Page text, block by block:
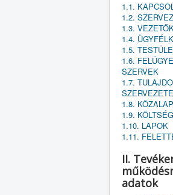
1.1.
1.2.
1.3.
1.4.
1.5.
1.6.
SZERVEK
1.7.
1.8.
1.9.
1.10. LAPOK
1.11.
II.
adatok